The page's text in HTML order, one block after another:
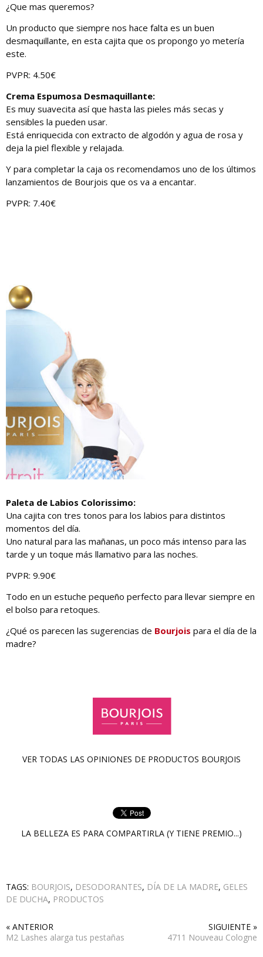
¿Que mas queremos?
Un producto que siempre nos hace falta es un buen
desmaquillante, en esta cajita que os propongo yo metería
este.
PVPR: 4.50€
Crema Espumosa Desmaquillante:
Es muy suavecita así que hasta las pieles más secas y
sensibles la pueden usar.
Está enriquecida con extracto de algodón y agua de rosa y
deja la piel flexible y relajada.
Y para completar la caja os recomendamos uno de los últimos
lanzamientos de Bourjois que os va a encantar.
PVPR: 7.40€
Paleta de Labios Colorissimo:
Una cajita con tres tonos para los labios para distintos
momentos del día.
Uno natural para las mañanas, un poco más intenso para las
tarde y un toque más llamativo para las noches.
PVPR: 9.90€
Todo en un estuche pequeño perfecto para llevar siempre en
el bolso para retoques.
¿Qué os parecen las sugerencias de Bourjois para el día de la
madre?
VER TODAS LAS OPINIONES DE PRODUCTOS BOURJOIS
LA BELLEZA ES PARA COMPARTIRLA (Y TIENE PREMIO...)
TAGS: BOURJOIS, DESODORANTES, DÍA DE LA MADRE, GELES
DE DUCHA, PRODUCTOS
« ANTERIOR
M2 Lashes alarga tus pestañas
SIGUIENTE »
4711 Nouveau Cologne